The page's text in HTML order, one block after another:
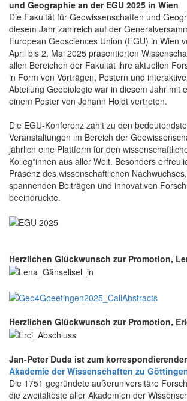
und Geographie an der EGU 2025 in Wien
Die Fakultät für Geowissenschaften und
diesem Jahr zahlreich auf der
European Geosciences Union (EGU) in Wien
April bis 2. Mai 2025 präsentierten
allen Bereichen der Fakultät ihre aktuellen
in Form von Vorträgen, Postern und
Abteilung Geobiologie war in diesem Jahr mit
einem Poster von Johann Holdt vertreten.
Die EGU-Konferenz zählt zu den
Veranstaltungen im Bereich der
jährlich eine Plattform für den
Kolleg*innen aus aller Welt. Besonders
Präsenz des wissenschaftlichen
spannenden Beiträgen und innovativen
beeindruckte.
Herzlichen Glückwunsch zur Promotion,
Herzlichen Glückwunsch zur Promotion,
Jan-Peter Duda ist zum
Akademie der Wissenschaften zu
Die 1751 gegründete außeruniversitäre
die zweitälteste aller Akademien der